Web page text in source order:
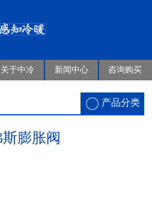
关于中冷 新闻中心 咨询购买
产品分类
膨胀阀